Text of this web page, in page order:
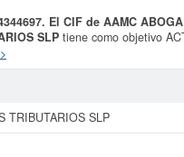
El CIF de AAMC
SLP tiene como objetivo
dentro de la categoría
AAMC ABOGADOS Y
SLP
La empresaAAMC ABOGADOS
TRIBUTARIOS SLP